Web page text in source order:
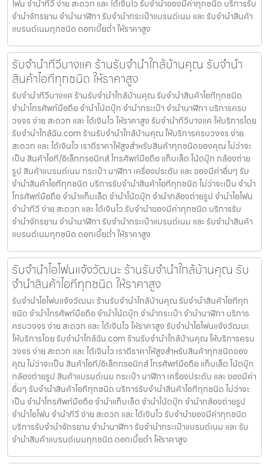
โฟน จำนำทีวี ง่าย สะดวก และ ได้เงินไว รับจำนำของมีค่าทุกชนิด บริการรับ
จำนำจักรยาน จำนำนาฬิกา รับจำนำกระเป๋าแบรนด์เนม และ รับจำนำสินค้า
แบรนด์เนมทุกชนิด ดอกเบี้ยต่ำ ให้ราคาสูง
รับจำนำทีวีบางแค ร้านรับจำนำใกล้บ้านคุณ รับจำนำ
สินค้าไอทีทุกชนิด ให้ราคาสูง
รับจำนำทีวีบางแค ร้านรับจำนำใกล้บ้านคุณ รับจำนำสินค้าไอทีทุกชนิด
จำนำโทรศัพท์มือถือ จำนำโน้ตบุ๊ก จำนำกระเป๋า จำนำนาฬิกา บริการครบ
วงจร ง่าย สะดวก และ ได้เงินไว ให้ราคาสูง รับจำนำทีวีบางแค ให้บริการโดย
รับจํานําใกล้ฉัน.com ร้านรับจำนำใกล้บ้านคุณ ให้บริการครบวงจร ง่าย
สะดวก และ ได้เงินไว เราตีราคาให้สูงสำหรับสินค้าทุกชนิดของคุณ ไม่ว่าจะ
เป็น สินค้าไอที/อิเล็กทรอนิกส์ โทรศัพท์มือถือ แท็บเล็ต โน้ตบุ๊ก กล้องถ่าย
รูป สินค้าแบรนด์เนม กระเป๋า นาฬิกา เครื่องประดับ และ ของมีค่าอื่นๆ รับ
จำนำสินค้าไอทีทุกชนิด บริการรับจำนำสินค้าไอทีทุกชนิด ไม่ว่าจะเป็น จำนำ
โทรศัพท์มือถือ จำนำแท็บเล็ต จำนำโน้ตบุ๊ก จำนำกล้องถ่ายรูป จำนำไอโฟน
จำนำทีวี ง่าย สะดวก และ ได้เงินไว รับจำนำของมีค่าทุกชนิด บริการรับ
จำนำจักรยาน จำนำนาฬิกา รับจำนำกระเป๋าแบรนด์เนม และ รับจำนำสินค้า
แบรนด์เนมทุกชนิด ดอกเบี้ยต่ำ ให้ราคาสูง
รับจำนำไอโฟนแจ้งวัฒนะ ร้านรับจำนำใกล้บ้านคุณ รับ
จำนำสินค้าไอทีทุกชนิด ให้ราคาสูง
รับจำนำไอโฟนแจ้งวัฒนะ ร้านรับจำนำใกล้บ้านคุณ รับจำนำสินค้าไอทีทุก
ชนิด จำนำโทรศัพท์มือถือ จำนำโน้ตบุ๊ก จำนำกระเป๋า จำนำนาฬิกา บริการ
ครบวงจร ง่าย สะดวก และ ได้เงินไว ให้ราคาสูง รับจำนำไอโฟนแจ้งวัฒนะ
ให้บริการโดย รับจํานําใกล้ฉัน.com ร้านรับจำนำใกล้บ้านคุณ ให้บริการครบ
วงจร ง่าย สะดวก และ ได้เงินไว เราตีราคาให้สูงสำหรับสินค้าทุกชนิดของ
คุณ ไม่ว่าจะเป็น สินค้าไอที/อิเล็กทรอนิกส์ โทรศัพท์มือถือ แท็บเล็ต โน้ตบุ๊ก
กล้องถ่ายรูป สินค้าแบรนด์เนม กระเป๋า นาฬิกา เครื่องประดับ และ ของมีค่า
อื่นๆ รับจำนำสินค้าไอทีทุกชนิด บริการรับจำนำสินค้าไอทีทุกชนิด ไม่ว่าจะ
เป็น จำนำโทรศัพท์มือถือ จำนำแท็บเล็ต จำนำโน้ตบุ๊ก จำนำกล้องถ่ายรูป
จำนำไอโฟน จำนำทีวี ง่าย สะดวก และ ได้เงินไว รับจำนำของมีค่าทุกชนิด
บริการรับจำนำจักรยาน จำนำนาฬิกา รับจำนำกระเป๋าแบรนด์เนม และ รับ
จำนำสินค้าแบรนด์เนมทุกชนิด ดอกเบี้ยต่ำ ให้ราคาสูง